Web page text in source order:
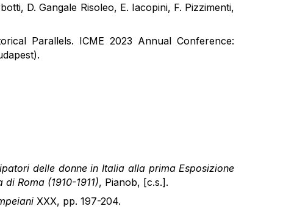
D. Gangale Risoleo, E. Iacopini, F. Pizzimenti,
Parallels. ICME 2023 Annual Conference:
delle donne in Italia alla prima Esposizione
Roma (1910-1911), Pianob, [c.s.].
XXX, pp. 197-204.